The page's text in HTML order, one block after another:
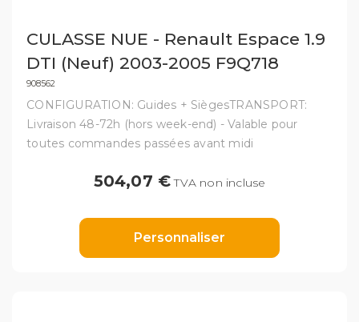
CULASSE NUE - Renault Espace 1.9
DTI (Neuf) 2003-2005 F9Q718
908562
CONFIGURATION: Guides + SiègesTRANSPORT:
Livraison 48-72h (hors week-end) - Valable pour
toutes commandes passées avant midi
504,07 €TVA non incluse
Personnaliser